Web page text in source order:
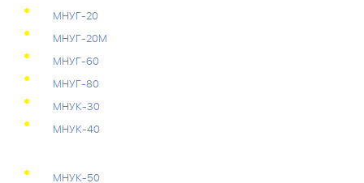
МНУГ-20
МНУГ-20М
МНУГ-60
МНУГ-80
МНУК-30
МНУК-40
МНУК-50